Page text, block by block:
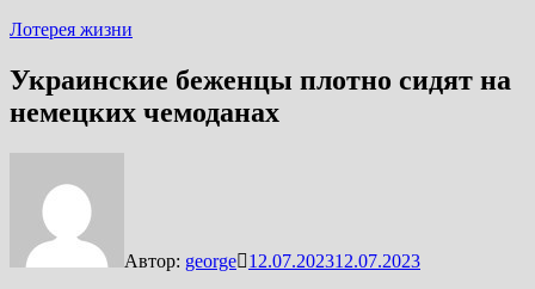
Лотерея жизни
Украинские беженцы плотно сидят на
немецких чемоданах
Автор: george 12.07.202312.07.2023